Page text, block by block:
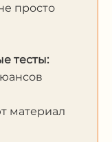
просто
тесты:
материал